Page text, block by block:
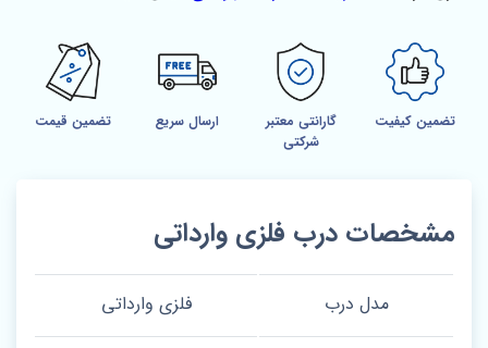
تضمین کیفیت
گارانتی معتبر
شرکتی
ارسال سریع تضمین قیمت
مشخصات درب فلزی وارداتی
مدل درب فلزی وارداتی